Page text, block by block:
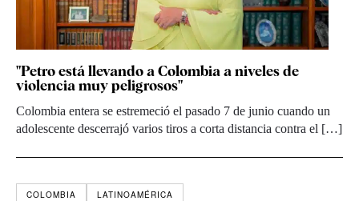
"Petro está llevando a Colombia a niveles de
violencia muy peligrosos"
Colombia entera se estremeció el pasado 7 de junio cuando un
adolescente descerrajó varios tiros a corta distancia contra el […]
COLOMBIA LATINOAMÉRICA